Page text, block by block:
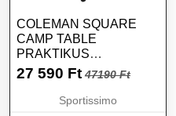
COLEMAN SQUARE
CAMP TABLE
PRAKTIKUS
KEMPINGASZTAL,
27 590 Ft 47190 Ft
Sportissimo